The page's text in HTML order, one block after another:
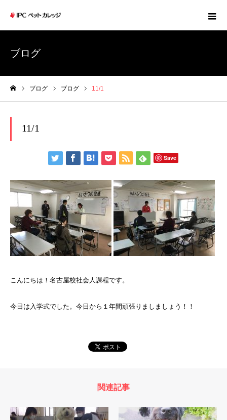
ブログ
ブログ ブログ 11/1
11/1
Save
こんにちは！名古屋校社会人課程です。
今日は入学式でした。今日から１年間頑張りましましょう！！
関連記事